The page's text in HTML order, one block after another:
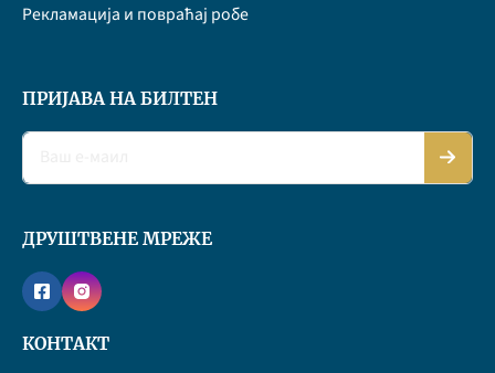
Рекламација и повраћај робе
ПРИЈАВА НА БИЛТЕН
ДРУШТВЕНЕ МРЕЖЕ
КОНТАКТ